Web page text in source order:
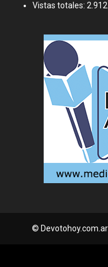
Vistas totales:
©